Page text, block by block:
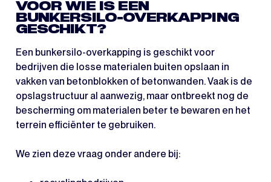
VOOR WIE IS EEN
BUNKERSILO-OVERKAPPING
GESCHIKT?
Een bunkersilo-overkapping is geschikt voor
bedrijven die losse materialen buiten opslaan in
vakken van betonblokken of betonwanden. Vaak is de
opslagstructuur al aanwezig, maar ontbreekt nog de
bescherming om materialen beter te bewaren en het
terrein efficiënter te gebruiken.
We zien deze vraag onder andere bij: